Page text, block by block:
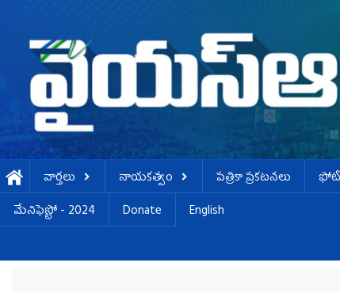
వార్తలు నాయకత్వం పత్రికా ప్రకటనలు
మేనిఫెస్టో - 2024
Donate English